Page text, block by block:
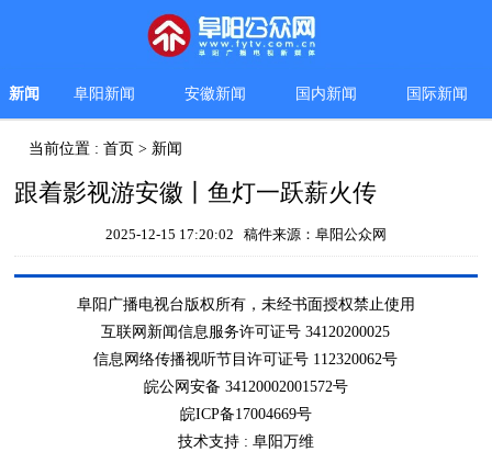
新闻 阜阳新闻 安徽新闻 国内新闻 国际新闻
当前位置 :首页 > 新闻
跟着影视游安徽丨鱼灯一跃薪火传
2025-12-15 17:20:02 稿件来源：阜阳公众网
阜阳广播电视台版权所有，未经书面授权禁止使用
互联网新闻信息服务许可证号 34120200025
信息网络传播视听节目许可证号 112320062号
皖公网安备 34120002001572号
皖ICP备17004669号
技术支持 : 阜阳万维